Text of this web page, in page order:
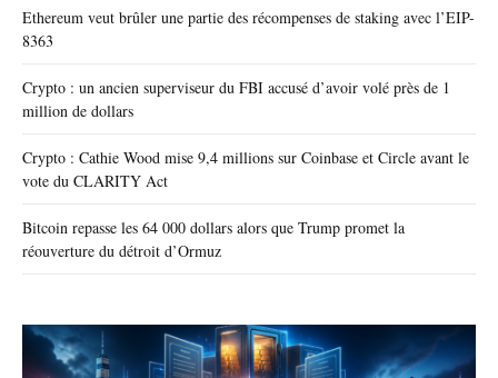
Ethereum veut brûler une partie des récompenses de staking avec l’EIP-
8363
Crypto : un ancien superviseur du FBI accusé d’avoir volé près de 1
million de dollars
Crypto : Cathie Wood mise 9,4 millions sur Coinbase et Circle avant le
vote du CLARITY Act
Bitcoin repasse les 64 000 dollars alors que Trump promet la
réouverture du détroit d’Ormuz